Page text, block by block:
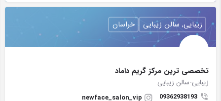
تخصصی ترین مرکز گریم داماد
زیبایی-سالن زیبایی
09362938193
newface_salon_vip
زیبایی, سالن زیبایی خراسان